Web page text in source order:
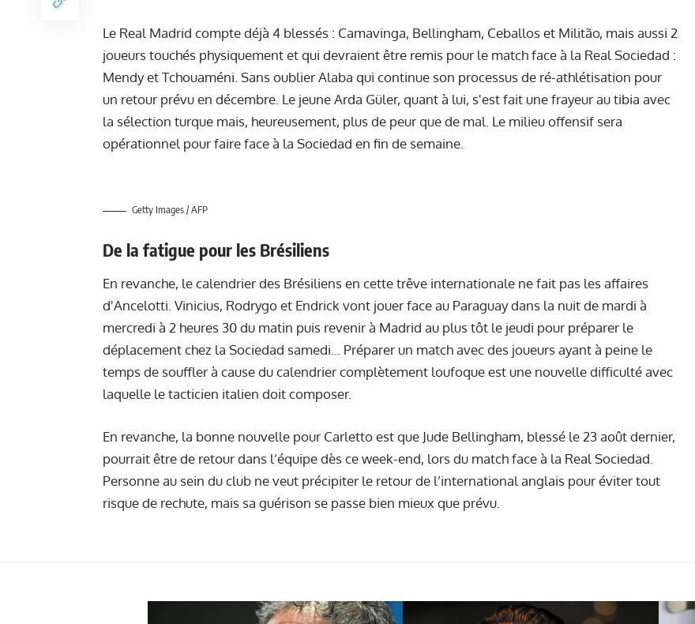
Le Real Madrid compte déjà 4 blessés : Camavinga, Bellingham, Ceballos et Militão, mais aussi 2
joueurs touchés physiquement et qui devraient être remis pour le match face à la Real Sociedad :
Mendy et Tchouaméni. Sans oublier Alaba qui continue son processus de ré-athlétisation pour
un retour prévu en décembre. Le jeune Arda Güler, quant à lui, s'est fait une frayeur au tibia avec
la sélection turque mais, heureusement, plus de peur que de mal. Le milieu offensif sera
opérationnel pour faire face à la Sociedad en fin de semaine.
Getty Images / AFP
De la fatigue pour les Brésiliens
En revanche, le calendrier des Brésiliens en cette trêve internationale ne fait pas les affaires
d'Ancelotti. Vinicius, Rodrygo et Endrick vont jouer face au Paraguay dans la nuit de mardi à
mercredi à 2 heures 30 du matin puis revenir à Madrid au plus tôt le jeudi pour préparer le
déplacement chez la Sociedad samedi... Préparer un match avec des joueurs ayant à peine le
temps de souffler à cause du calendrier complètement loufoque est une nouvelle difficulté avec
laquelle le tacticien italien doit composer.
En revanche, la bonne nouvelle pour Carletto est que Jude Bellingham, blessé le 23 août dernier,
pourrait être de retour dans l’équipe dès ce week-end, lors du match face à la Real Sociedad.
Personne au sein du club ne veut précipiter le retour de l’international anglais pour éviter tout
risque de rechute, mais sa guérison se passe bien mieux que prévu.